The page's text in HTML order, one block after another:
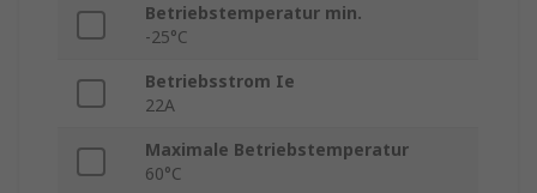
Betriebstemperatur min.
-25°C
Betriebsstrom Ie
22A
Maximale Betriebstemperatur
60°C